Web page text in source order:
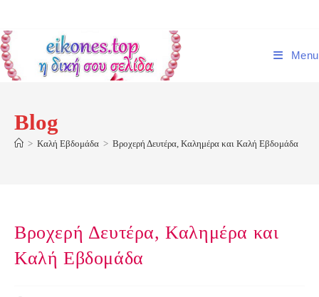
content
Menu
Blog
> Καλή Εβδομάδα > Βροχερή Δευτέρα, Καλημέρα και Καλή Εβδομάδα
Βροχερή Δευτέρα, Καλημέρα και
Καλή Εβδομάδα